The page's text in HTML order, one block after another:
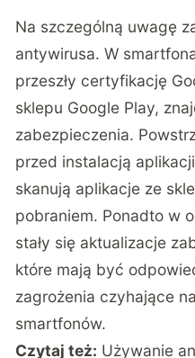
Na szczególną uwagę
antywirusa. W
przeszły certyfikację
sklepu Google Play,
zabezpieczenia.
przed instalacją
skanują aplikacje ze
pobraniem. Ponadto w
stały się aktualizacje
które mają być
zagrożenia czyhające
smartfonów.
Czytaj też: Używanie